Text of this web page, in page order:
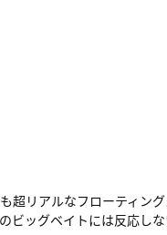
リアルなフローティン
ビッグベイトには反応し